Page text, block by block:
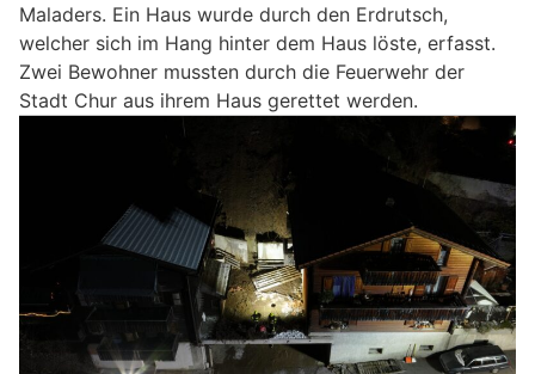
Maladers. Ein Haus wurde durch den Erdrutsch,
welcher sich im Hang hinter dem Haus löste, erfasst.
Zwei Bewohner mussten durch die Feuerwehr der
Stadt Chur aus ihrem Haus gerettet werden.